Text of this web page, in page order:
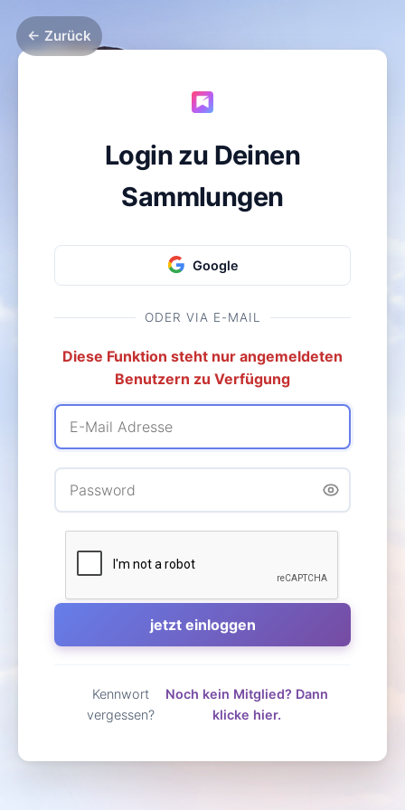
← Zurück
Login zu Deinen
Sammlungen
Google
ODER VIA E-MAIL
Diese Funktion steht nur angemeldeten
Benutzern zu Verfügung
Kennwort
vergessen?
Noch kein Mitglied? Dann
klicke hier.